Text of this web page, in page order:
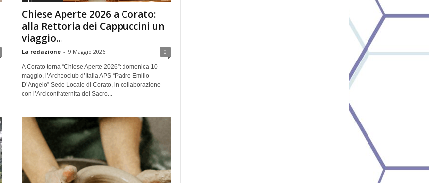
Chiese Aperte 2026 a Corato:
alla Rettoria dei Cappuccini un
viaggio...
La redazione - 9 Maggio 2026 0
A Corato torna “Chiese Aperte 2026”: domenica 10
maggio, l’Archeoclub d’Italia APS “Padre Emilio
D’Angelo” Sede Locale di Corato, in collaborazione
con l’Arciconfraternita del Sacro...